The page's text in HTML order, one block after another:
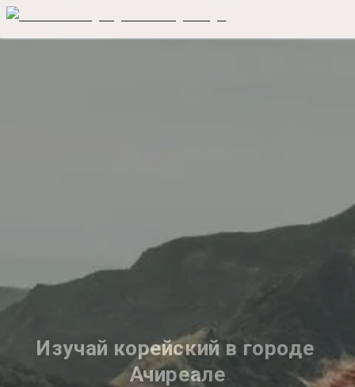
Изучай корейский в городе
Ачиреале